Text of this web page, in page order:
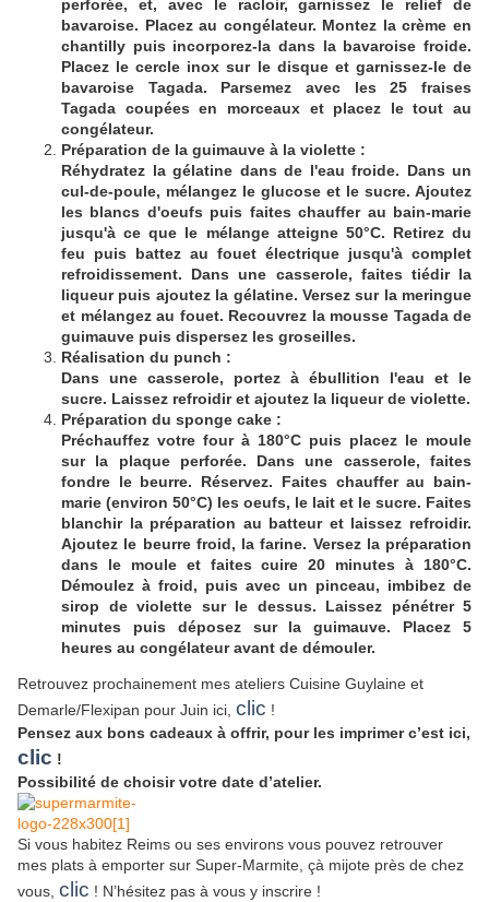
perforée, et, avec le racloir, garnissez le relief de
bavaroise. Placez au congélateur. Montez la crème en
chantilly puis incorporez-la dans la bavaroise froide.
Placez le cercle inox sur le disque et garnissez-le de
bavaroise Tagada. Parsemez avec les 25 fraises
Tagada coupées en morceaux et placez le tout au
congélateur.
Préparation de la guimauve à la violette :
Réhydratez la gélatine dans de l'eau froide. Dans un
cul-de-poule, mélangez le glucose et le sucre. Ajoutez
les blancs d'oeufs puis faites chauffer au bain-marie
jusqu'à ce que le mélange atteigne 50°C. Retirez du
feu puis battez au fouet électrique jusqu'à complet
refroidissement. Dans une casserole, faites tiédir la
liqueur puis ajoutez la gélatine. Versez sur la meringue
et mélangez au fouet. Recouvrez la mousse Tagada de
guimauve puis dispersez les groseilles.
Réalisation du punch :
Dans une casserole, portez à ébullition l'eau et le
sucre. Laissez refroidir et ajoutez la liqueur de violette.
Préparation du sponge cake :
Préchauffez votre four à 180°C puis placez le moule
sur la plaque perforée. Dans une casserole, faites
fondre le beurre. Réservez. Faites chauffer au bain-
marie (environ 50°C) les oeufs, le lait et le sucre. Faites
blanchir la préparation au batteur et laissez refroidir.
Ajoutez le beurre froid, la farine. Versez la préparation
dans le moule et faites cuire 20 minutes à 180°C.
Démoulez à froid, puis avec un pinceau, imbibez de
sirop de violette sur le dessus. Laissez pénétrer 5
minutes puis déposez sur la guimauve. Placez 5
heures au congélateur avant de démouler.
Retrouvez prochainement mes ateliers Cuisine Guylaine et
Demarle/Flexipan pour Juin ici, clic !
Pensez aux bons cadeaux à offrir, pour les imprimer c’est ici,
clic !
Possibilité de choisir votre date d’atelier.
Si vous habitez Reims ou ses environs vous pouvez retrouver
mes plats à emporter sur Super-Marmite, çà mijote près de chez
vous, clic ! N’hésitez pas à vous y inscrire !